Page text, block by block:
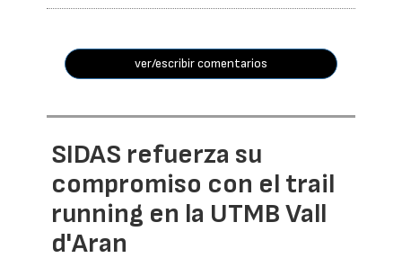
ver/escribir comentarios
SIDAS refuerza su
compromiso con el trail
running en la UTMB Vall
d'Aran